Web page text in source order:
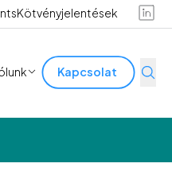
Kötvényjelentések
Kapcsolat